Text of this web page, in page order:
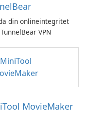
din onlineintegritet
VPN
MovieMaker